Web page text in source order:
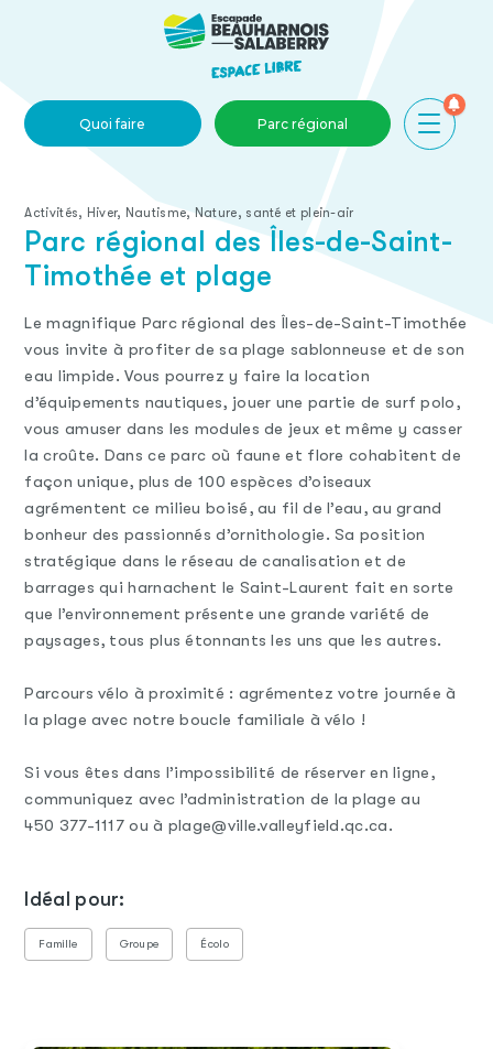
Skip to main content
Quoi faire Parc régional
Activités, Hiver, Nautisme, Nature, santé et plein-air
Parc régional des Îles-de-Saint-
Timothée et plage
Le magnifique Parc régional des Îles-de-Saint-Timothée
vous invite à profiter de sa plage sablonneuse et de son
eau limpide. Vous pourrez y faire la location
d’équipements nautiques, jouer une partie de surf polo,
vous amuser dans les modules de jeux et même y casser
la croûte. Dans ce parc où faune et flore cohabitent de
façon unique, plus de 100 espèces d’oiseaux
agrémentent ce milieu boisé, au fil de l’eau, au grand
bonheur des passionnés d’ornithologie. Sa position
stratégique dans le réseau de canalisation et de
barrages qui harnachent le Saint-Laurent fait en sorte
que l’environnement présente une grande variété de
paysages, tous plus étonnants les uns que les autres.
Parcours vélo à proximité : agrémentez votre journée à
la plage avec notre boucle familiale à vélo !
Si vous êtes dans l’impossibilité de réserver en ligne,
communiquez avec l’administration de la plage au
450 377-1117 ou à plage@ville.valleyfield.qc.ca.
Idéal pour:
Famille Groupe Écolo